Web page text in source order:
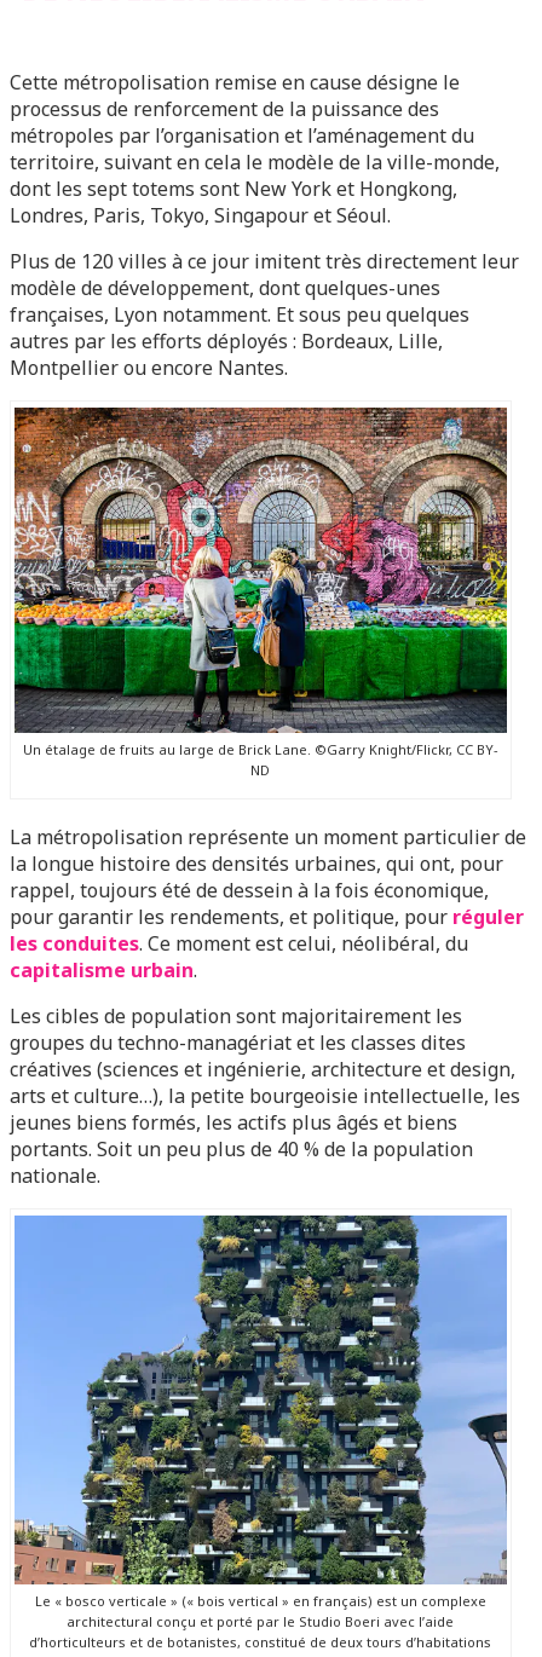
Cette métropolisation remise en cause désigne le
processus de renforcement de la puissance des
métropoles par l’organisation et l’aménagement du
territoire, suivant en cela le modèle de la ville-monde,
dont les sept totems sont New York et Hongkong,
Londres, Paris, Tokyo, Singapour et Séoul.
Plus de 120 villes à ce jour imitent très directement leur
modèle de développement, dont quelques-unes
françaises, Lyon notamment. Et sous peu quelques
autres par les efforts déployés : Bordeaux, Lille,
Montpellier ou encore Nantes.
Un étalage de fruits au large de Brick Lane. ©Garry Knight/Flickr, CC BY-
ND
La métropolisation représente un moment particulier de
la longue histoire des densités urbaines, qui ont, pour
rappel, toujours été de dessein à la fois économique,
pour garantir les rendements, et politique, pour réguler
les conduites. Ce moment est celui, néolibéral, du
capitalisme urbain.
Les cibles de population sont majoritairement les
groupes du techno-managériat et les classes dites
créatives (sciences et ingénierie, architecture et design,
arts et culture…), la petite bourgeoisie intellectuelle, les
jeunes biens formés, les actifs plus âgés et biens
portants. Soit un peu plus de 40 % de la population
nationale.
Le « bosco verticale » (« bois vertical » en français) est un complexe
architectural conçu et porté par le Studio Boeri avec l’aide
d’horticulteurs et de botanistes, constitué de deux tours d’habitations